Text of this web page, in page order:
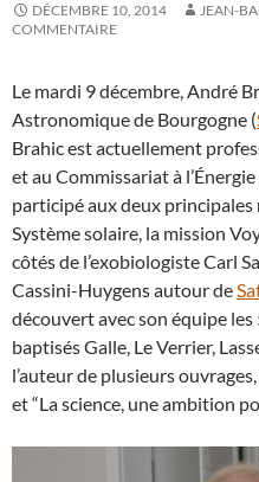
DÉCEMBRE 10, 2014 JEAN-
COMMENTAIRE
Le mardi 9 décembre, André
Astronomique de Bourgogne (
Brahic est actuellement
et au Commissariat à
participé aux deux principales
Système solaire, la mission
côtés de l’exobiologiste Carl
Cassini-Huygens autour de
découvert avec son équipe
baptisés Galle, Le Verrier,
l’auteur de plusieurs
et “La science, une ambition